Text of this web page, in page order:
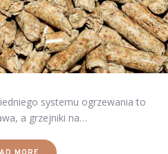
systemu ogrzewania to
a grzejniki na…